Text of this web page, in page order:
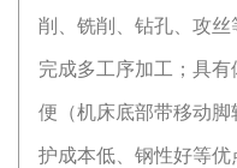
削、铣削、钻孔、攻
完成多工序加工；具
便（机床底部带移动
护成本低、钢性好等优